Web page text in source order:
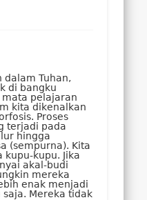
dalam Tuhan,
di bangku
mata pelajaran
kita dikenalkan
Proses
terjadi pada
hingga
(sempurna). Kita
kupu. Jika
akal-budi
mereka
enak menjadi
Mereka tidak